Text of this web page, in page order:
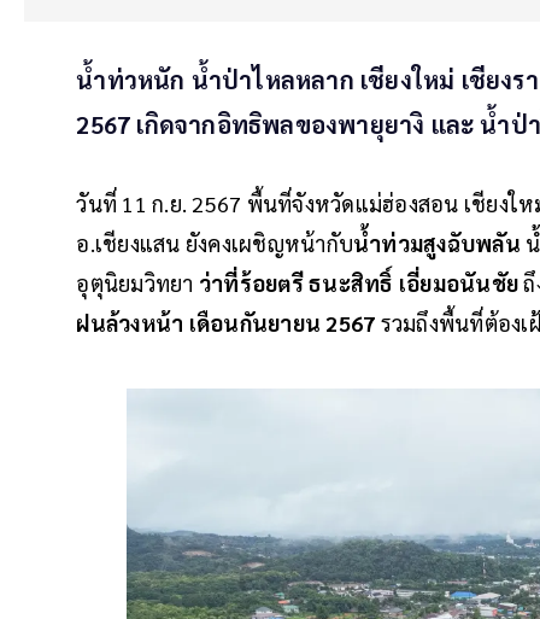
น้ำท่วหนัก น้ำป่าไหลหลาก เชียงใหม่ เชียง
2567 เกิดจากอิทธิพลของพายุยางิ และ น้ำ
วันที่ 11 ก.ย. 2567 พื้นที่จังหวัดแม่ฮ่องสอน เชียงใ
อ.เชียงแสน ยังคงเผชิญหน้ากับน้ำท่วมสูงฉับพลัน
อุตุนิยมวิทยา ว่าที่ร้อยตรี ธนะสิทธิ์ เอี่ยมอนันชัย
ฝนล้วงหน้า เดือนกันยายน 2567 รวมถึงพื้นที่ต้องเ